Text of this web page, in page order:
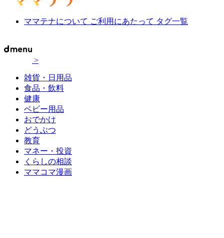
ママテナについて ご利用にあたって タグ一覧
>
雑貨・日用品
食品・飲料
健康
ベビー用品
おでかけ
どうぶつ
教育
マネー・投資
くらしの相談
ママコマ漫画